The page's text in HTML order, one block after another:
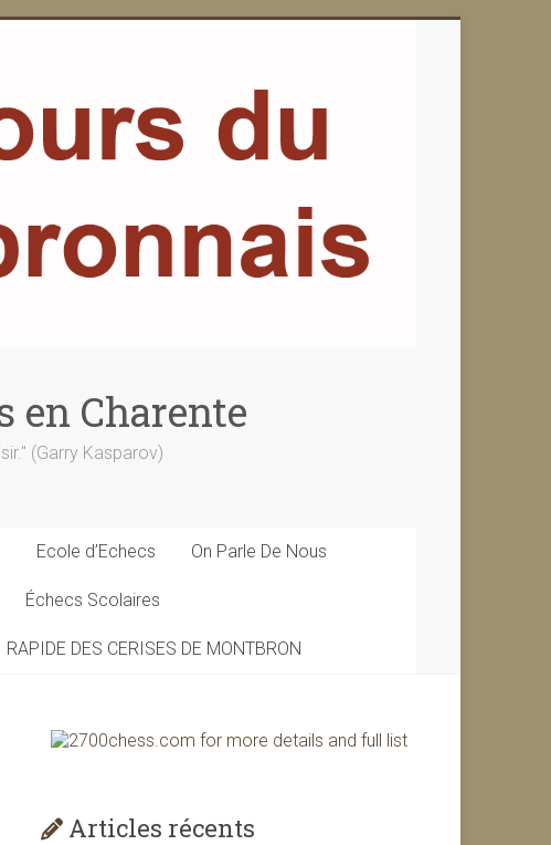
en Charente
(Garry Kasparov)
Ecole d’Echecs On Parle De Nous
Échecs Scolaires
DES CERISES DE MONTBRON
Articles récents